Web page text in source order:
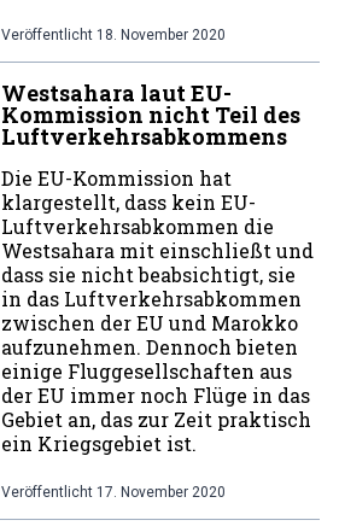
Veröffentlicht 18. November 2020
Westsahara laut EU-
Kommission nicht Teil des
Luftverkehrsabkommens
Die EU-Kommission hat
klargestellt, dass kein EU-
Luftverkehrsabkommen die
Westsahara mit einschließt und
dass sie nicht beabsichtigt, sie
in das Luftverkehrsabkommen
zwischen der EU und Marokko
aufzunehmen. Dennoch bieten
einige Fluggesellschaften aus
der EU immer noch Flüge in das
Gebiet an, das zur Zeit praktisch
ein Kriegsgebiet ist.
Veröffentlicht 17. November 2020